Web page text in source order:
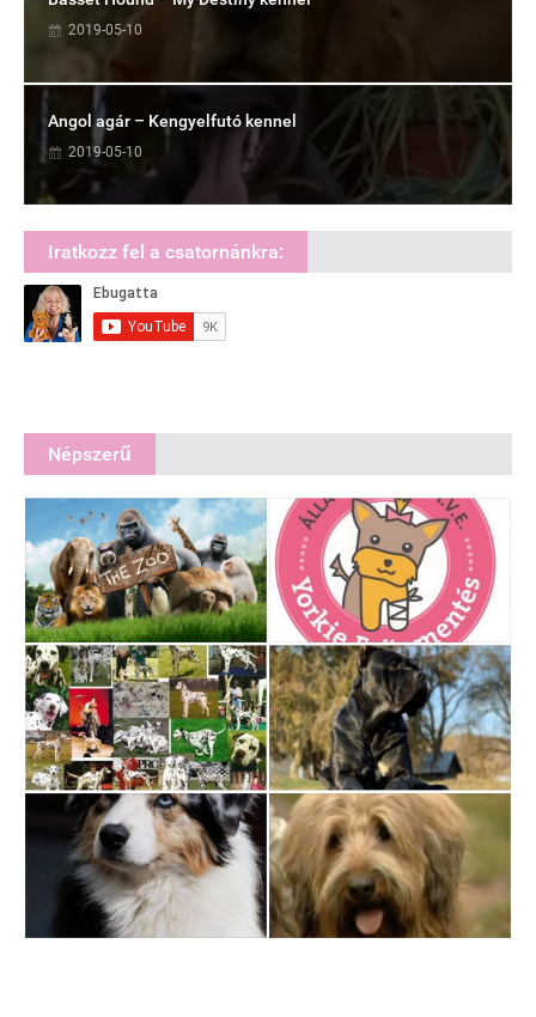
2019-05-10
Angol agár – Kengyelfutó kennel
2019-05-10
Iratkozz fel a csatornánkra:
Népszerű